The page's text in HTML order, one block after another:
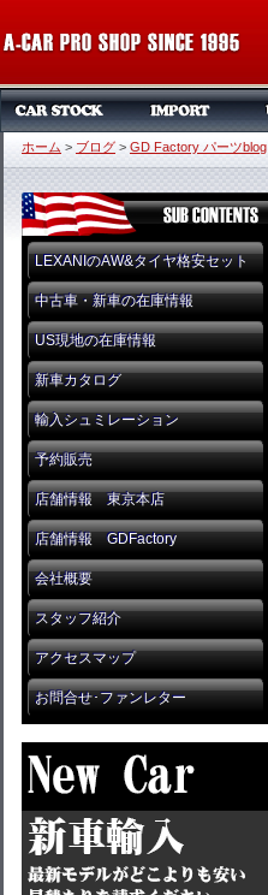
ホーム > ブログ > GD Factory パーツblog
LEXANIのAW&タイヤ格安セット
中古車・新車の在庫情報
US現地の在庫情報
新車カタログ
輸入シュミレーション
予約販売
店舗情報 東京本店
店舗情報 GDFactory
会社概要
スタッフ紹介
アクセスマップ
お問合せ･ファンレター